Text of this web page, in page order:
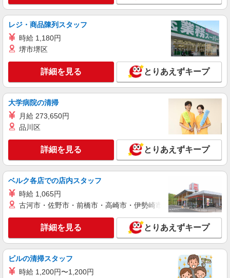
+゜ 入社祝い金10万円支給(規定有) お友達を紹介
頂くと, インセンティブ支給(規定有) ★月2回払
い・週払い可能（規程有）★ ゜・。○。・゜
群馬県高崎市のdocomoショップ
詳細を見る
派遣社員 紹介予定派遣
携帯販売スタッフ【au】
時給1550円〜 ※残業代支給 ★交通費別途支給
○。・゜+゜ 入社祝い金10万円支給(規定有) お友達
を紹介頂くと, インセンティブ支給(規定有) ★月2
回払い・週払い可能（規程有）★ ゜・。○。・゜
詳細を見る
株式会社シー・アイ・シー
リユース家電の販売スタッフ
時給1,070円〜 ※研修中も時給は変わりません
再楽館 高崎本店 群馬県高崎市飯塚町440-3
キープ 詳細を見る
SBモバイルサービス株式会社
イベント案内スタッフ（通信サービスのPR）
レジ・商品陳列スタッフ
時給 1,180円
堺市堺区
詳細を見る とりあえずキープ
大学病院の清掃
月給 273,650円
品川区
詳細を見る とりあえずキープ
ベルク各店での店内スタッフ
時給 1,065円
古河市・佐野市・前橋市・高崎市・伊勢崎市・太田市・館林市
詳細を見る とりあえずキープ
ビルの清掃スタッフ
時給 1,200円〜1,200円